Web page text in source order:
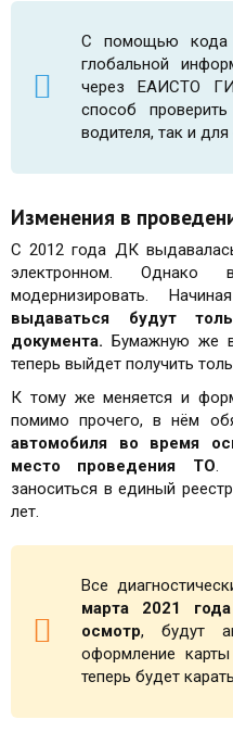
С помощью кода
глобальной
через ЕАИСТО
способ
водителя, так и
Изменения в
С 2012 года ДК
электронном. Однако
модернизировать.
выдаваться будут
документа. Бумажную же
теперь выйдет получить
К тому же меняется и
помимо прочего, в нём
автомобиля во время
место проведения ТО.
заноситься в единый
лет.
Все
марта 2021
осмотр, будут
оформление
теперь будет